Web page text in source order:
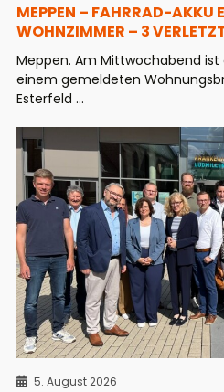
MEPPEN – FAHRRAD-AKKU
WOHNZIMMER – 3
Meppen. Am Mittwochabend ist
einem gemeldeten
Esterfeld ...
5. August 2026